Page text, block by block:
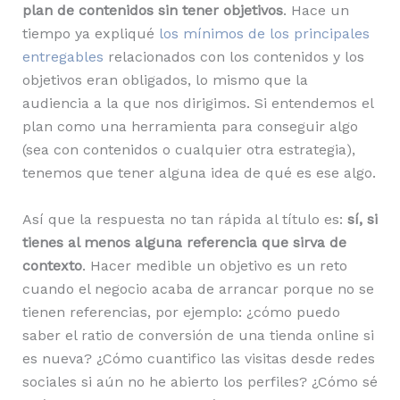
plan de contenidos sin tener objetivos. Hace un
tiempo ya expliqué los mínimos de los principales
entregables relacionados con los contenidos y los
objetivos eran obligados, lo mismo que la
audiencia a la que nos dirigimos. Si entendemos el
plan como una herramienta para conseguir algo
(sea con contenidos o cualquier otra estrategia),
tenemos que tener alguna idea de qué es ese algo.
Así que la respuesta no tan rápida al título es: sí, si
tienes al menos alguna referencia que sirva de
contexto. Hacer medible un objetivo es un reto
cuando el negocio acaba de arrancar porque no se
tienen referencias, por ejemplo: ¿cómo puedo
saber el ratio de conversión de una tienda online si
es nueva? ¿Cómo cuantifico las visitas desde redes
sociales si aún no he abierto los perfiles? ¿Cómo sé